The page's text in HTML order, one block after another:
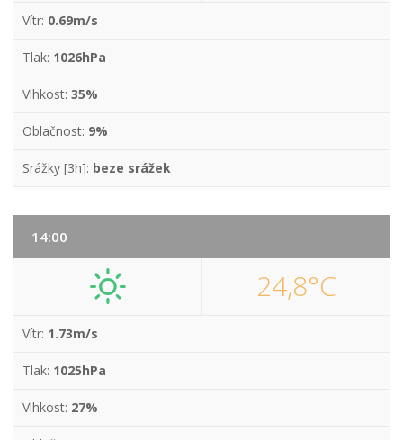
Vítr: 0.69m/s
Tlak: 1026hPa
Vlhkost: 35%
Oblačnost: 9%
Srážky [3h]: beze srážek
14:00
24,8°C
Vítr: 1.73m/s
Tlak: 1025hPa
Vlhkost: 27%